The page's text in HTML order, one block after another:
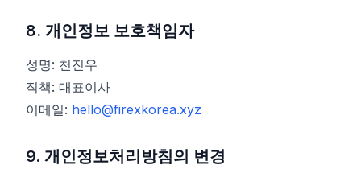
8. 개인정보 보호책임자
성명: 천진우
직책: 대표이사
이메일: hello@firexkorea.xyz
9. 개인정보처리방침의 변경